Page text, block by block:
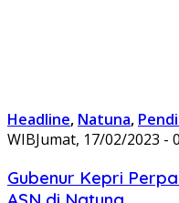
Headline, Natuna,
WIBJumat, 17/02/2023 -
Gubenur Kepri